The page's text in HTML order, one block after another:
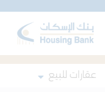
عقارات للبيع